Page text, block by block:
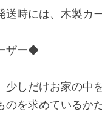
送時には、木製カ
ザー◆
少しだけお家の中
のを求めているか